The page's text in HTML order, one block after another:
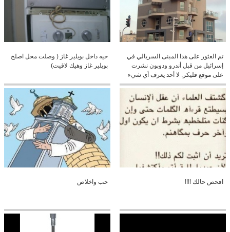
تم العثور على هذا المبنى السريالي في
إسرائيل من قبل أندرو ودوبون نشرت
على موقع فليكر. لا أحد يعرف أي شيء
عن هذا المبنى أو المهندس المعماري؟
كنا نحب أن تشارك أكثر من عملهم
حيه داخل بويلير غاز ( وصلت محل اصلح
بويلير غاز وهيك لاقيت)
افحص حالك !!!! حب واخلاص